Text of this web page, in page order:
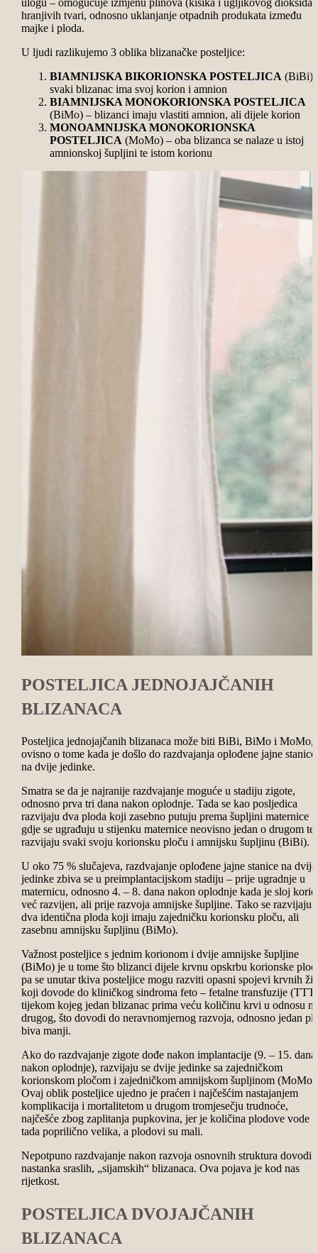
hranjivih tvari, odnosno uklanjanje otpadnih produkata između
majke i ploda.
U ljudi razlikujemo 3 oblika blizanačke posteljice:
BIAMNIJSKA BIKORIONSKA POSTELJICA (BiBi)
svaki blizanac ima svoj korion i amnion
BIAMNIJSKA MONOKORIONSKA POSTELJICA
(BiMo) – blizanci imaju vlastiti amnion, ali dijele korion
MONOAMNIJSKA MONOKORIONSKA
POSTELJICA (MoMo) – oba blizanca se nalaze u istoj
amnionskoj šupljini te istom korionu
POSTELJICA JEDNOJAJČANIH
BLIZANACA
Posteljica jednojajčanih blizanaca može biti BiBi, BiMo i MoMo,
ovisno o tome kada je došlo do razdvajanja oplođene jajne stanice
na dvije jedinke.
Smatra se da je najranije razdvajanje moguće u stadiju zigote,
odnosno prva tri dana nakon oplodnje. Tada se kao posljedica
razvijaju dva ploda koji zasebno putuju prema šupljini maternice
gdje se ugrađuju u stijenku maternice neovisno jedan o drugom te
razvijaju svaki svoju korionsku ploču i amnijsku šupljinu (BiBi).
U oko 75 % slučajeva, razdvajanje oplođene jajne stanice na dvije
jedinke zbiva se u preimplantacijskom stadiju – prije ugradnje u
maternicu, odnosno 4. – 8. dana nakon oplodnje kada je sloj
već razvijen, ali prije razvoja amnijske šupljine. Tako se razvijaju
dva identična ploda koji imaju zajedničku korionsku ploču, ali
zasebnu amnijsku šupljinu (BiMo).
Važnost posteljice s jednim korionom i dvije amnijske šupljine
(BiMo) je u tome što blizanci dijele krvnu opskrbu korionske
pa se unutar tkiva posteljice mogu razviti opasni spojevi krvnih
koji dovode do kliničkog sindroma feto – fetalne transfuzije
tijekom kojeg jedan blizanac prima veću količinu krvi u odnosu na
drugog, što dovodi do neravnomjernog razvoja, odnosno jedan
biva manji.
Ako do razdvajanje zigote dođe nakon implantacije (9. – 15. dana
nakon oplodnje), razvijaju se dvije jedinke sa zajedničkom
korionskom pločom i zajedničkom amnijskom šupljinom (MoMo).
Ovaj oblik posteljice ujedno je praćen i najčešćim nastajanjem
komplikacija i mortalitetom u drugom tromjesečju trudnoće,
najčešće zbog zaplitanja pupkovina, jer je količina plodove vode
tada poprilično velika, a plodovi su mali.
Nepotpuno razdvajanje nakon razvoja osnovnih struktura dovodi
nastanka sraslih, „sijamskih“ blizanaca. Ova pojava je kod nas
rijetkost.
POSTELJICA DVOJAJČANIH
BLIZANACA